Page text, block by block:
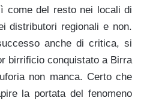
come del resto nei locali di
distributori regionali e non.
anche di critica, si
birrificio conquistato a Birra
non manca. Certo che
la portata del fenomeno